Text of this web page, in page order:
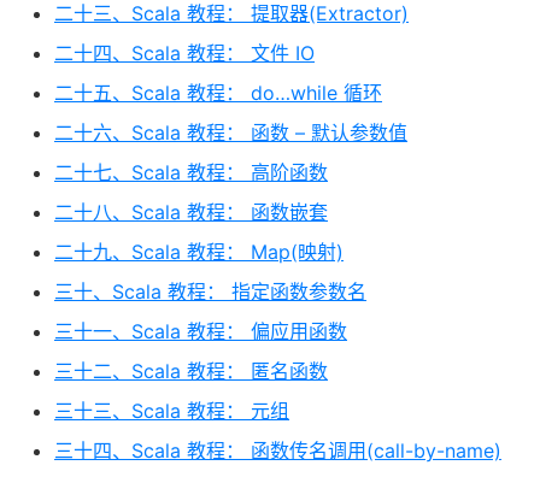
二十三、Scala 教程： 提取器(Extractor)
二十四、Scala 教程： 文件 IO
二十五、Scala 教程： do…while 循环
二十六、Scala 教程： 函数 – 默认参数值
二十七、Scala 教程： 高阶函数
二十八、Scala 教程： 函数嵌套
二十九、Scala 教程： Map(映射)
三十、Scala 教程： 指定函数参数名
三十一、Scala 教程： 偏应用函数
三十二、Scala 教程： 匿名函数
三十三、Scala 教程： 元组
三十四、Scala 教程： 函数传名调用(call-by-name)